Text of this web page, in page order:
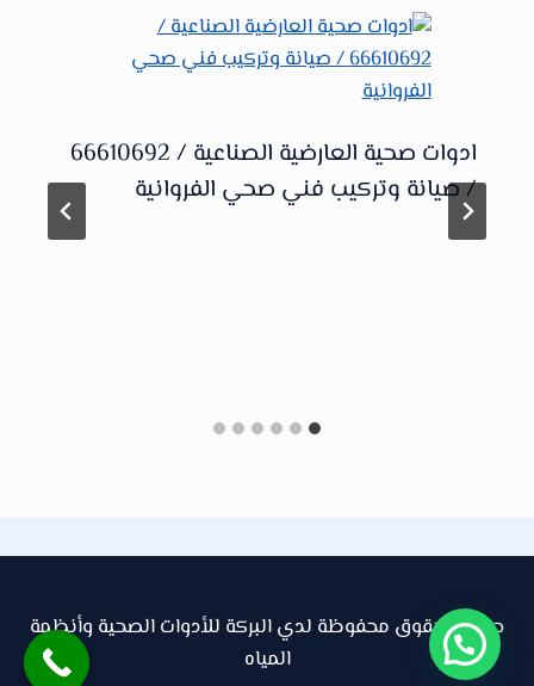
ادوات صحية العارضية الصناعية / 66610692
/ صيانة وتركيب فني صحي الفروانية
جميع الحقوق محفوظة لدي البركة للأدوات الصحية وأنظمة
المياه